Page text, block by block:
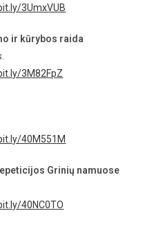
3UmxVUB
ir kūrybos raida
3M82FpZ
40M551M
Grinių namuose
40NC0TO